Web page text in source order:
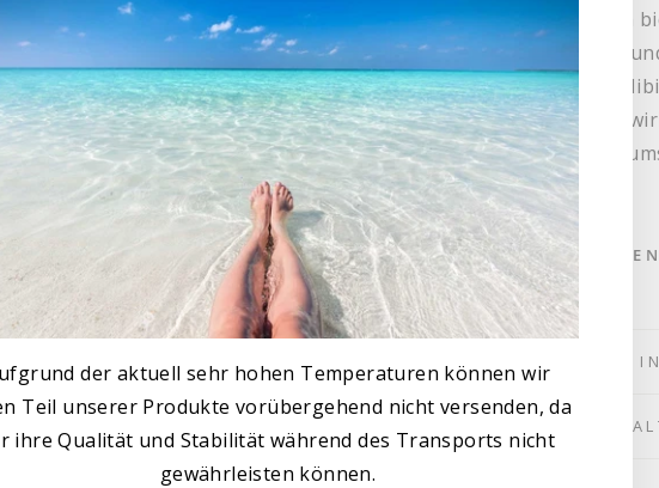
hochwertigen Phytowirkstoffen
die Haut vor Umwelteinflüssen
und essentiellen Nährstoffen.
und befeuchten die Haut
glatt und frisch. Verwöhnt und
DEINE HAUT WIRD ES
der aktuell sehr hohen Temperaturen können wir
Teil unserer Produkte vorübergehend nicht versenden, da
ihre Qualität und Stabilität während des Transports nicht
gewährleisten können.